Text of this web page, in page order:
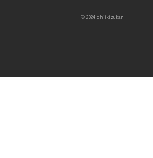
© 2024 chiikizukan